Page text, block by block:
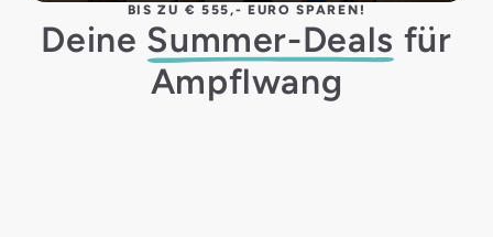
BIS ZU € 555,- EURO SPAREN!
Deine Summer-Deals für
Ampflwang